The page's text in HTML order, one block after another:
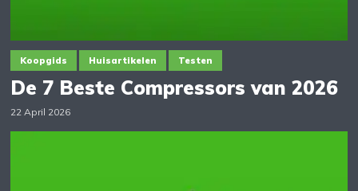
Koopgids Huisartikelen Testen
De 7 Beste Compressors van 2026
22 April 2026